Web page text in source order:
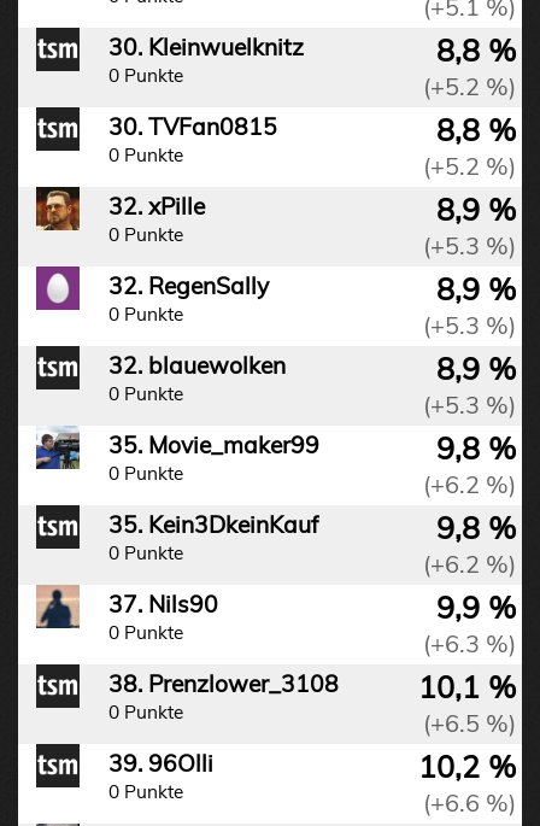
(+5.1 %)
30. Kleinwuelknitz
0 Punkte
8,8 %
(+5.2 %)
30. TVFan0815
0 Punkte
8,8 %
(+5.2 %)
32. xPille
0 Punkte
8,9 %
(+5.3 %)
32. RegenSally
0 Punkte
8,9 %
(+5.3 %)
32. blauewolken
0 Punkte
8,9 %
(+5.3 %)
35. Movie_maker99
0 Punkte
9,8 %
(+6.2 %)
35. Kein3DkeinKauf
0 Punkte
9,8 %
(+6.2 %)
37. Nils90
0 Punkte
9,9 %
(+6.3 %)
38. Prenzlower_3108
0 Punkte
10,1 %
(+6.5 %)
39. 96Olli
0 Punkte
10,2 %
(+6.6 %)